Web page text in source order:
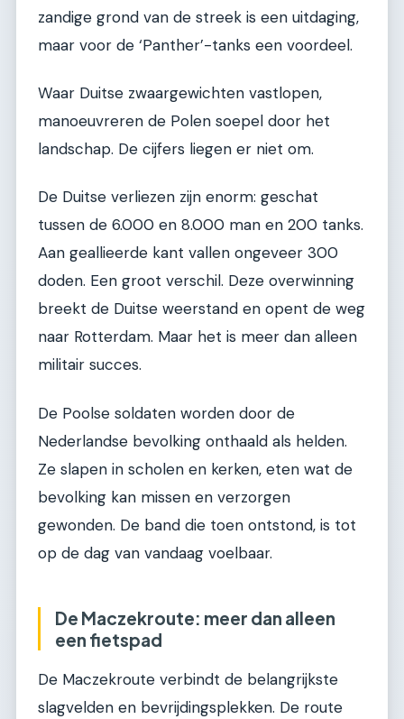
zandige grond van de streek is een uitdaging,
maar voor de ‘Panther’-tanks een voordeel.
Waar Duitse zwaargewichten vastlopen,
manoeuvreren de Polen soepel door het
landschap. De cijfers liegen er niet om.
De Duitse verliezen zijn enorm: geschat
tussen de 6.000 en 8.000 man en 200 tanks.
Aan geallieerde kant vallen ongeveer 300
doden. Een groot verschil. Deze overwinning
breekt de Duitse weerstand en opent de weg
naar Rotterdam. Maar het is meer dan alleen
militair succes.
De Poolse soldaten worden door de
Nederlandse bevolking onthaald als helden.
Ze slapen in scholen en kerken, eten wat de
bevolking kan missen en verzorgen
gewonden. De band die toen ontstond, is tot
op de dag van vandaag voelbaar.
De Maczekroute: meer dan alleen
een fietspad
De Maczekroute verbindt de belangrijkste
slagvelden en bevrijdingsplekken. De route